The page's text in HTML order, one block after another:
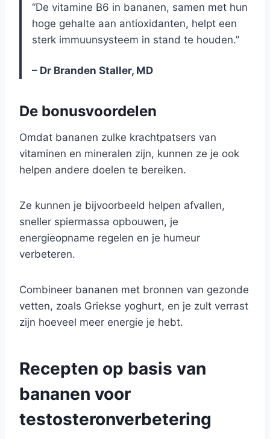
“De vitamine B6 in bananen, samen met hun
hoge gehalte aan antioxidanten, helpt een
sterk immuunsysteem in stand te houden.”
– Dr Branden Staller, MD
De bonusvoordelen
Omdat bananen zulke krachtpatsers van
vitaminen en mineralen zijn, kunnen ze je ook
helpen andere doelen te bereiken.
Ze kunnen je bijvoorbeeld helpen afvallen,
sneller spiermassa opbouwen, je
energieopname regelen en je humeur
verbeteren.
Combineer bananen met bronnen van gezonde
vetten, zoals Griekse yoghurt, en je zult verrast
zijn hoeveel meer energie je hebt.
Recepten op basis van
bananen voor
testosteronverbetering